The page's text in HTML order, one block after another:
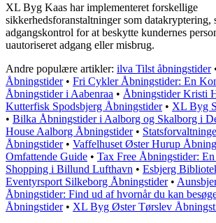
XL Byg Kaas har implementeret forskellige
sikkerhedsforanstaltninger som datakryptering,
adgangskontrol for at beskytte kundernes
uautoriseret adgang eller misbrug.
Andre populære artikler: ilva Tilst åbningstider
Åbningstider• Fri Cykler Åbningstider: En
Åbningstider i Aabenraa • Åbningstider Kristi
Kutterfisk Spodsbjerg Åbningstider• XL Byg
• Bilka Åbningstider i Aalborg og Skalborg i
House Aalborg Åbningstider•
Åbningstider• Vaffelhuset Øster Hurup
Omfattende Guide • Tax Free Åbningstider:
Shopping i Billund Lufthavn • Esbjerg
Eventyrsport Silkeborg Åbningstider•
Åbningstider: Find ud af hvornår du kan
Åbningstider• XL Byg Øster Tørslev